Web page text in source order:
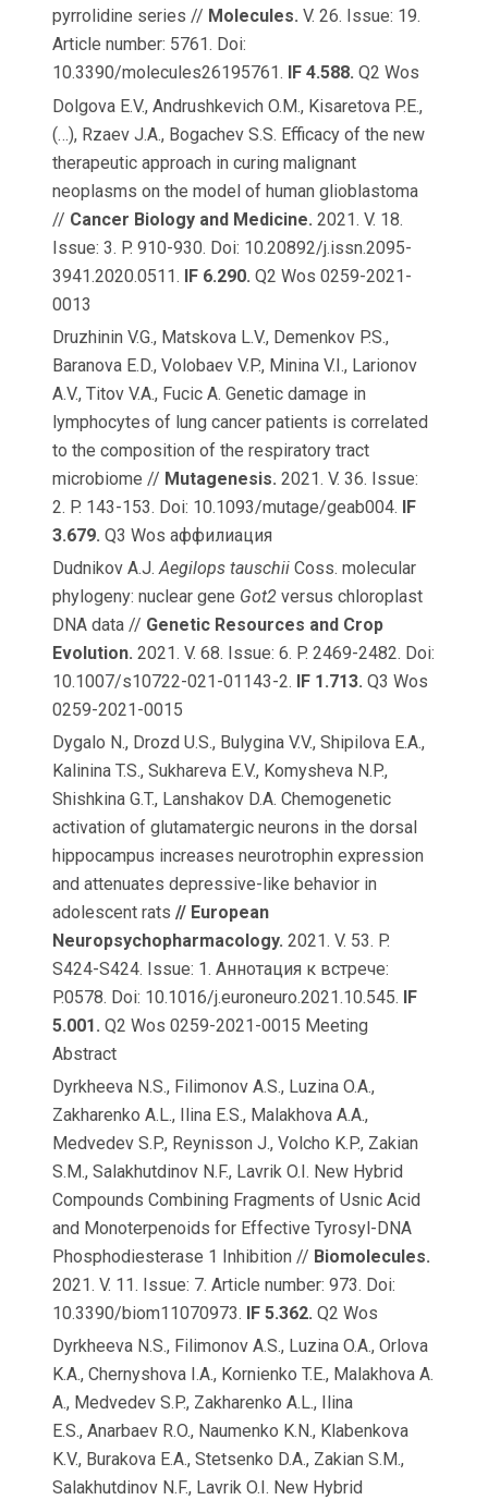
pyrrolidine series // Molecules. V. 26. Issue: 19.
Article number: 5761. Doi:
10.3390/molecules26195761.
IF 4.588. Q2 Wos
Dolgova E.V., Andrushkevich O.M., Kisaretova P.E.,
(…), Rzaev J.A., Bogachev S.S. Efficacy of the new
therapeutic approach in curing malignant
neoplasms on the model of human glioblastoma
// Cancer Biology and Medicine.2021. V. 18.
Issue: 3. P. 910-930. Doi: 10.20892/j.issn.2095-
3941.2020.0511. IF 6.290. Q2 Wos 0259-2021-
0013
Druzhinin V.G., Matskova L.V., Demenkov P.S.,
Baranova E.D., Volobaev V.P., Minina V.I., Larionov
A.V., Titov V.A., Fucic A. Genetic damage in
lymphocytes of lung cancer patients is correlated
to the composition of the respiratory tract
microbiome // Mutagenesis. 2021. V. 36. Issue:
2. P. 143-153. Doi: 10.1093/mutage/geab004. IF
3.679. Q3 Wos аффилиация
Dudnikov A.J.Aegilops tauschii Coss. molecular
phylogeny: nuclear gene Got2 versus chloroplast
DNA data // Genetic Resources and Crop
Evolution. 2021. V. 68. Issue: 6. P. 2469-2482. Doi:
10.1007/s10722-021-01143-2. IF 1.713. Q3 Wos
0259-2021-0015
Dygalo N., Drozd U.S., Bulygina V.V., Shipilova E.A.,
Kalinina T.S., Sukhareva E.V., Komysheva N.P.,
Shishkina G.T., Lanshakov D.A. Chemogenetic
activation of glutamatergic neurons in the dorsal
hippocampus increases neurotrophin expression
and attenuates depressive-like behavior in
adolescent rats// European
Neuropsychopharmacology. 2021. V. 53. P.
S424-S424. Issue: 1. Аннотация к встрече:
P.0578. Doi: 10.1016/j.euroneuro.2021.10.545. IF
5.001. Q2 Wos 0259-2021-0015 Meeting
Abstract
Dyrkheeva N.S., Filimonov A.S., Luzina O.A.,
Zakharenko A.L., Ilina E.S., Malakhova A.A.,
Medvedev S.P., Reynisson J., Volcho K.P., Zakian
S.M., Salakhutdinov N.F., Lavrik O.I. New Hybrid
Compounds Combining Fragments of Usnic Acid
and Monoterpenoids for Effective Tyrosyl-DNA
Phosphodiesterase 1 Inhibition // Biomolecules.
2021. V. 11. Issue: 7. Article number: 973. Doi:
10.3390/biom11070973.
IF 5.362. Q2 Wos
Dyrkheeva N.S., Filimonov A.S., Luzina O.A., Orlova
K.A., Chernyshova I.A., Kornienko T.E., Malakhova A.
A., Medvedev S.P., Zakharenko A.L., Ilina
E.S., Anarbaev R.O., Naumenko K.N., Klabenkova
K.V., Burakova E.A., Stetsenko D.A., Zakian S.M.,
Salakhutdinov N.F., Lavrik O.I. New Hybrid